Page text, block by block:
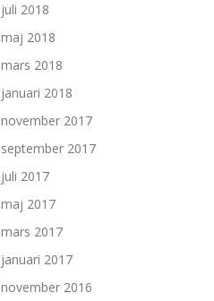
juli 2018
maj 2018
mars 2018
januari 2018
november 2017
september 2017
juli 2017
maj 2017
mars 2017
januari 2017
november 2016